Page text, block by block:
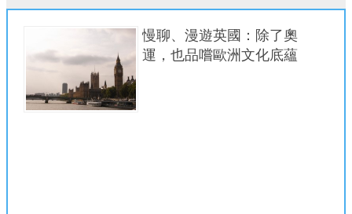
慢聊、漫遊英國：除了奧
運，也品嚐歐洲文化底蘊